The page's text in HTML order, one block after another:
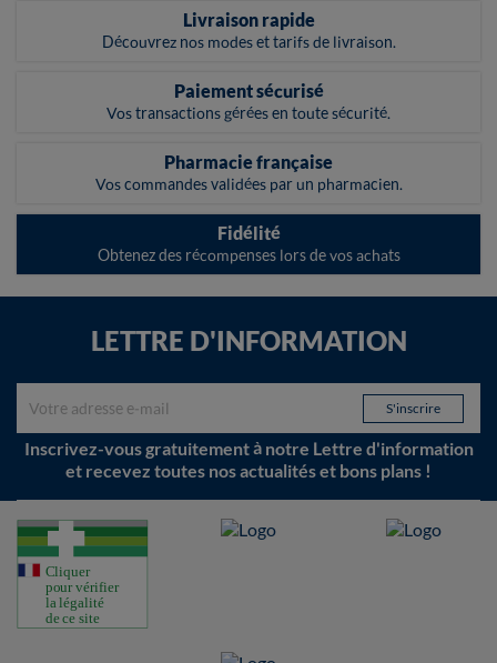
Livraison rapide
Découvrez nos modes et tarifs de livraison.
Paiement sécurisé
Vos transactions gérées en toute sécurité.
Pharmacie française
Vos commandes validées par un pharmacien.
Fidélité
Obtenez des récompenses lors de vos achats
LETTRE D'INFORMATION
Inscrivez-vous gratuitement à notre Lettre d'information
et recevez toutes nos actualités et bons plans !